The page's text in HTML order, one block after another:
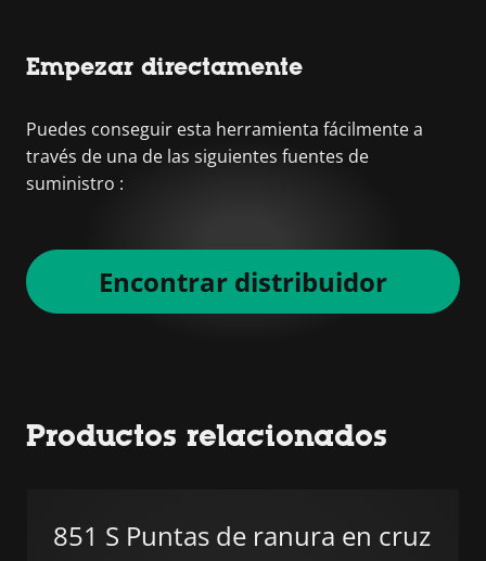
Empezar directamente
Puedes conseguir esta herramienta fácilmente a
través de una de las siguientes fuentes de
suministro :
Encontrar distribuidor
Productos relacionados
851 S Puntas de ranura en cruz